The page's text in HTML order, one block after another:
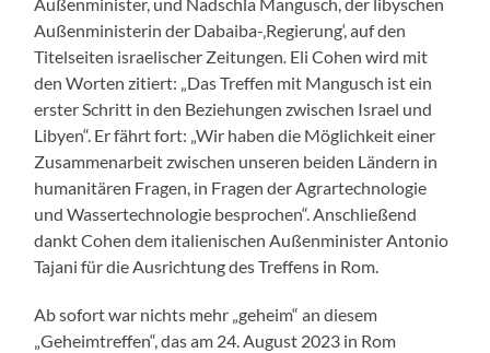
Außenminister, und Nadschla Mangusch, der libyschen
Außenministerin der Dabaiba-‚Regierung‘, auf den
Titelseiten israelischer Zeitungen. Eli Cohen wird mit
den Worten zitiert: „Das Treffen mit Mangusch ist ein
erster Schritt in den Beziehungen zwischen Israel und
Libyen“. Er fährt fort: „Wir haben die Möglichkeit einer
Zusammenarbeit zwischen unseren beiden Ländern in
humanitären Fragen, in Fragen der Agrartechnologie
und Wassertechnologie besprochen“. Anschließend
dankt Cohen dem italienischen Außenminister Antonio
Tajani für die Ausrichtung des Treffens in Rom.
Ab sofort war nichts mehr „geheim“ an diesem
„Geheimtreffen“, das am 24. August 2023 in Rom